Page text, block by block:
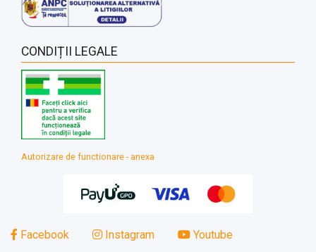
CONDIȚII LEGALE
Autorizare de functionare - anexa
Facebook Instagram Youtube